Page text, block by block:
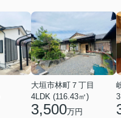
大垣市林町７丁目
4LDK (116.43㎡)
3,500万円